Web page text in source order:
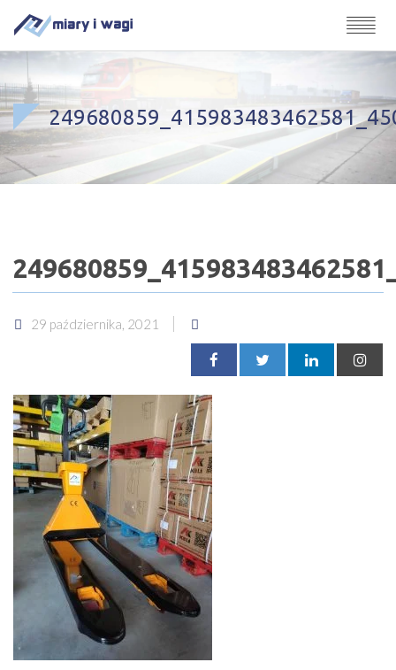
29 października, 2021